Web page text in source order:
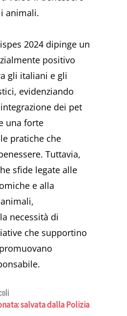
animali.
2024 dipinge un
positivo
gli italiani e gli
evidenziando
dei pet
una forte
pratiche che
Tuttavia,
sfide legate alle
e alla
necessità di
che supportino
salvata dalla Polizia